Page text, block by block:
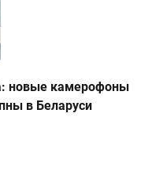
новые камерофоны
в Беларуси